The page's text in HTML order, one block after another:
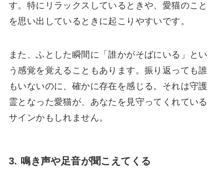
す。特にリラックスしているときや、愛猫のこと
を思い出しているときに起こりやすいです。
また、ふとした瞬間に「誰かがそばにいる」とい
う感覚を覚えることもあります。振り返っても誰
もいないのに、確かに存在を感じる。それは守護
霊となった愛猫が、あなたを見守ってくれている
サインかもしれません。
3. 鳴き声や足音が聞こえてくる